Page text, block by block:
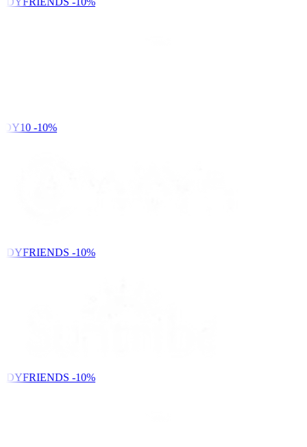
-10%
-10%
-10%